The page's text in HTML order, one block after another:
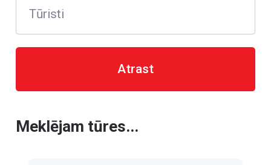
Tūristi
Atrast
Meklējam tūres...